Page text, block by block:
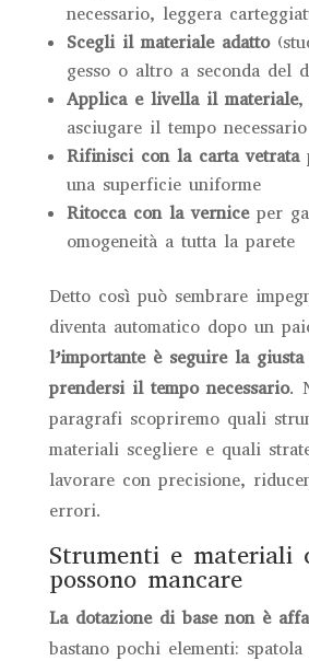
necessario, leggera
Scegli il materiale adatto
gesso o altro a seconda del
Applica e livella il materiale,
asciugare il tempo necessario
Rifinisci con la carta vetrata
una superficie uniforme
Ritocca con la verniceper
omogeneità a tutta la parete
Detto così può sembrare
diventa automatico dopo un
l’importante è seguire la giusta
prendersi il tempo necessario.
paragrafi scopriremo quali
materiali scegliere e quali
lavorare con precisione,
errori.
Strumenti e materiali
possono mancare
La dotazione di base non è
bastano pochi elementi: